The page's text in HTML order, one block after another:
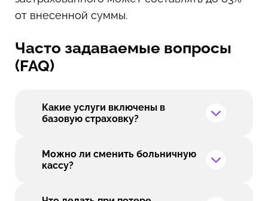
от внесенной суммы​.
Часто задаваемые вопросы
(FAQ)
Какие услуги включены в
базовую страховку?
репатриантов в Израиле покрывает
консультации врачей, лабораторные
Можно ли сменить больничную
кассу?